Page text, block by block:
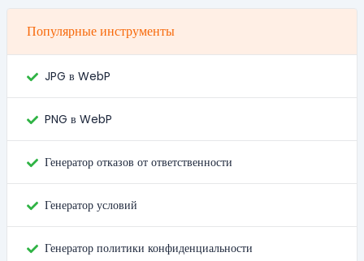
Популярные инструменты
JPG в WebP
PNG в WebP
Генератор отказов от ответственности
Генератор условий
Генератор политики конфиденциальности